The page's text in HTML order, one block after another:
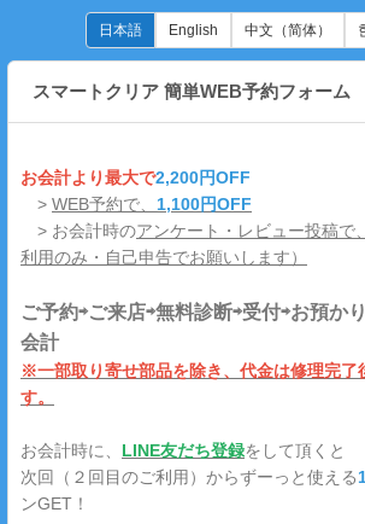
日本語 English 中文（简体）
スマートクリア 簡単WEB予約フォーム
お会計より最大で2,200円OFF
> WEB予約で、 1,100円OFF
> お会計時のアンケート・レビュー投稿で、
利用のみ・自己申告でお願いします）
ご予約⇨ご来店⇨無料診断⇨受付⇨お預か
会計
※一部取り寄せ部品を除き、代金は修理完了
す。
お会計時に、 LINE友だち登録をして頂くと
次回（２回目のご利用）からずーっと使える
ンGET！